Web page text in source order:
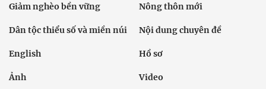
Giảm nghèo bền vững Nông thôn mới
Dân tộc thiểu số và miền núi Nội dung chuyên đề
English Hồ sơ
Ảnh Video